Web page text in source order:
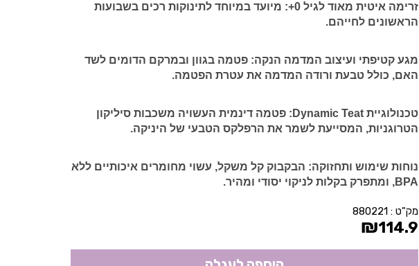
זרימה איטית מאוד לגיל 0+:
מיועד במיוחד לתינוקות רכים בשבועות
הראשונים לחייהם.
מגע קטיפתי ועיצוב המדמה הנקה: פטמה בגוון ובמרקם הדומים לשד
האם, כולל טבעת ורודה המדמה את עטרת הפטמה.
טכנולוגיית Dynamic Teat:
פטמה דינמית העשויה משכבות סיליקון
הטרוגניות, המסייעת לשמר את הרפלקס הטבעי של היניקה.
נוחות שימוש ותחזוקה: הבקבוק קל משקל, עשוי מחומרים איכותיים ללא
BPA, ומתפרק בקלות לניקוי יסודי ומהיר.
מק"ט :880221
₪114.9